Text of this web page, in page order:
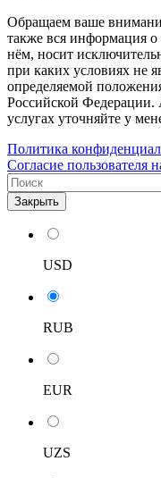
Обращаем ваше
также вся информация о
нём, носит
при каких условиях не
определяемой
Российской Федерации.
услугах уточняйте у
Политика
Согласие пользователя
Закрыть
USD
RUB
EUR
UZS